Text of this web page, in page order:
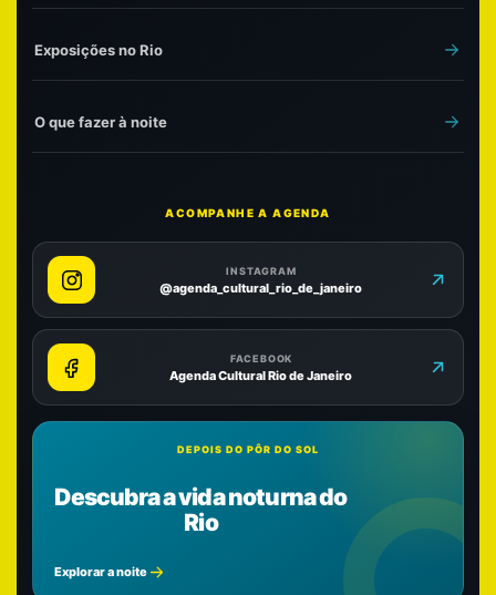
Exposições no Rio
O que fazer à noite
ACOMPANHE A AGENDA
INSTAGRAM
@agenda_cultural_rio_de_janeiro
FACEBOOK
Agenda Cultural Rio de Janeiro
DEPOIS DO PÔR DO SOL
Descubra a vida noturna do
Rio
Explorar a noite